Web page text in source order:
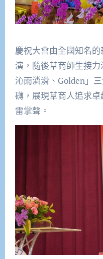
慶祝大會由全國知名
演，隨後草商師生接
沁雨潾潾、Golden」
礴，展現草商人追求
雷掌聲。